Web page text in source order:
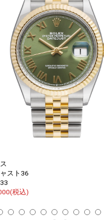
スト36
税込)
5 6 7 8 9 10 11 12 13